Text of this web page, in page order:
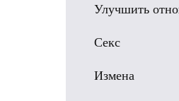
Улучшить
Секс
Измена